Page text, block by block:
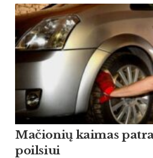
Mačionių kaimas
poilsiui